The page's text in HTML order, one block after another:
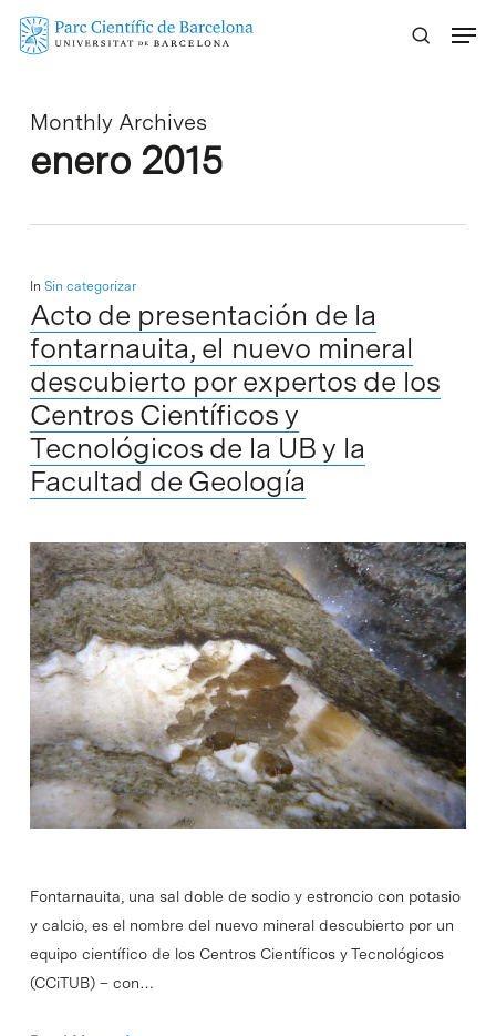
Skip
Monthly Archives
enero 2015
In Sin categorizar
Acto de presentación de la
fontarnauita, el nuevo mineral
descubierto por expertos de los
Centros Científicos y
Tecnológicos de la UB y la
Facultad de Geología
Fontarnauita, una sal doble de sodio y estroncio con potasio
y calcio, es el nombre del nuevo mineral descubierto por un
equipo científico de los Centros Científicos y Tecnológicos
(CCiTUB) – con…